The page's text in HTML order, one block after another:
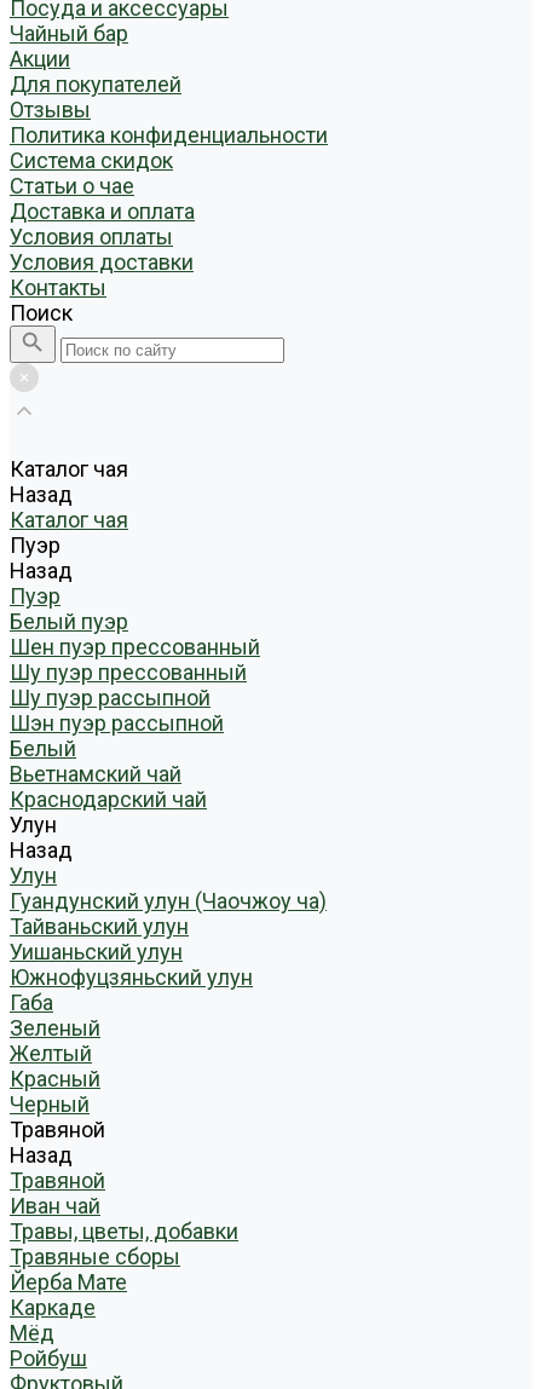
Посуда и аксессуары
Чайный бар
Акции
Для покупателей
Отзывы
Политика конфиденциальности
Система скидок
Статьи о чае
Доставка и оплата
Условия оплаты
Условия доставки
Контакты
Поиск
Каталог чая
Назад
Каталог чая
Пуэр
Назад
Пуэр
Белый пуэр
Шен пуэр прессованный
Шу пуэр прессованный
Шу пуэр рассыпной
Шэн пуэр рассыпной
Белый
Вьетнамский чай
Краснодарский чай
Улун
Назад
Улун
Гуандунский улун (Чаочжоу ча)
Тайваньский улун
Уишаньский улун
Южнофуцзяньский улун
Габа
Зеленый
Желтый
Красный
Черный
Травяной
Назад
Травяной
Иван чай
Травы, цветы, добавки
Травяные сборы
Йерба Мате
Каркаде
Мёд
Ройбуш
Фруктовый